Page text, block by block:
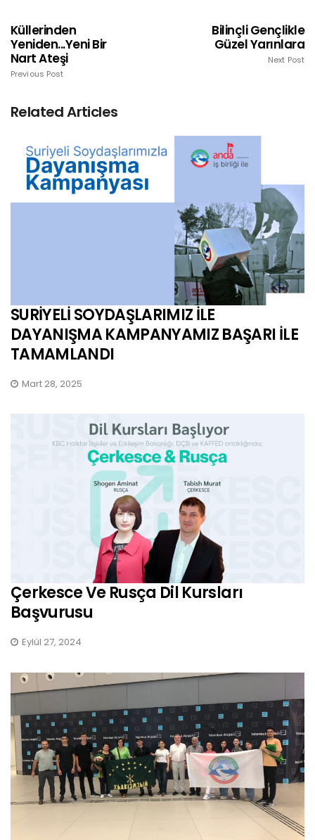
Küllerinden
Yeniden...Yeni Bir
Nart Ateşi
Previous Post
Bilinçli Gençlikle
Güzel Yarınlara
Next Post
Related Articles
SURİYELİ SOYDAŞLARIMIZ İLE
DAYANIŞMA KAMPANYAMIZ BAŞARI İLE
TAMAMLANDI
Mart 28, 2025
Çerkesce Ve Rusça Dil Kursları
Başvurusu
Eylül 27, 2024